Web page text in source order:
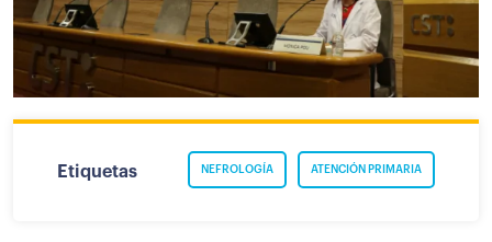
Etiquetas ATENCIÓN PRIMARIA
NEFROLOGÍA